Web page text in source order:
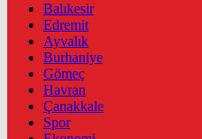
Balıkesir
Edremit
Ayvalık
Burhaniye
Gömeç
Havran
Çanakkale
Spor